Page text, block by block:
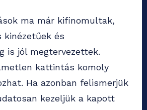
ma már kifinomultak,
kinézetűek és
is jól megtervezettek.
kattintás komoly
Ha azonban felismerjük
kezeljük a kapott